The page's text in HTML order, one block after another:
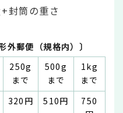
封筒の重さ
外郵便（規格内）〕
250g
まで
500g
まで
1kg
まで
320円 510円
750